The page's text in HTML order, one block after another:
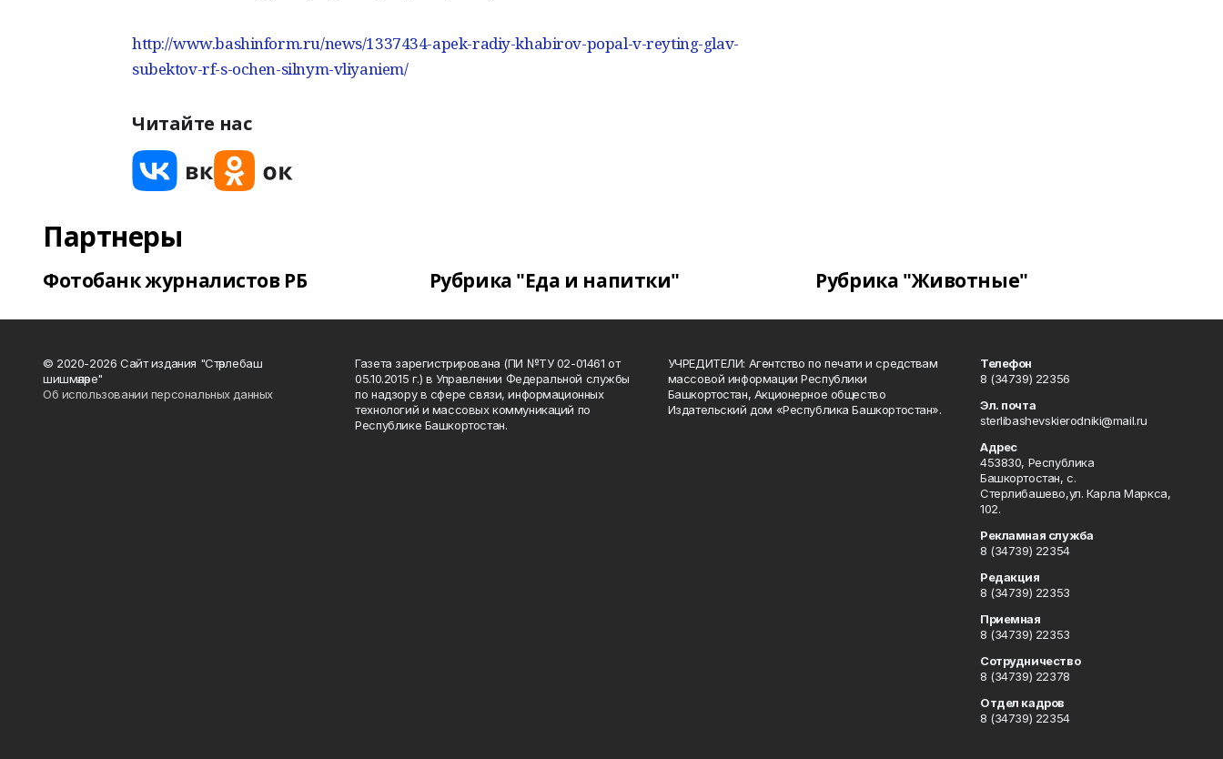
http://www.bashinform.ru/news/1337434-apek-radiy-khabirov-popal-v-reyting-glav-
subektov-rf-s-ochen-silnym-vliyaniem/
Читайте нас
Партнеры
Фотобанк журналистов РБ Рубрика "Еда и напитки" Рубрика "Животные"
© 2020-2026 Сайт издания "Стәрлебаш
шишмәләре"
Об использовании персональных данных
Газета зарегистрирована (ПИ №ТУ 02-01461 от
05.10.2015 г.) в Управлении Федеральной службы
по надзору в сфере связи, информационных
технологий и массовых коммуникаций по
Республике Башкортостан.
УЧРЕДИТЕЛИ: Агентство по печати и средствам
массовой информации Республики
Башкортостан, Акционерное общество
Издательский дом «Республика Башкортостан».
Телефон
8 (34739) 22356
Эл. почта
sterlibashevskierodniki@mail.ru
Адрес
453830, Республика
Башкортостан, c.
Стерлибашево,ул. Карла Маркса,
102.
Рекламная служба
8 (34739) 22354
Редакция
8 (34739) 22353
Приемная
8 (34739) 22353
Сотрудничество
8 (34739) 22378
Отдел кадров
8 (34739) 22354